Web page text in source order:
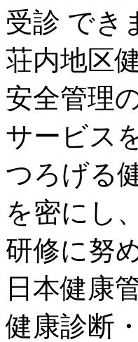
受診 でき
荘内地区
安全管理
サービス
つろげる
を密にし
研修に努
日本健康
健康診断